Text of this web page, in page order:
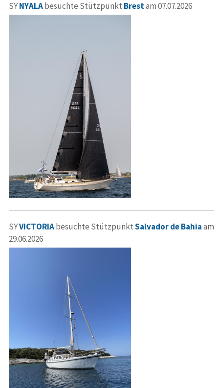
SYNYALAbesuchte Stützpunkt Brestam 07.07.2026
SYVICTORIAbesuchte StützpunktSalvador de Bahiaam
29.06.2026